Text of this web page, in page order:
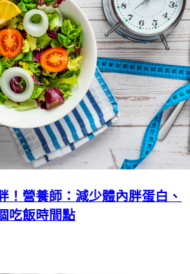
！營養師：減少體內胖蛋白、
吃飯時間點